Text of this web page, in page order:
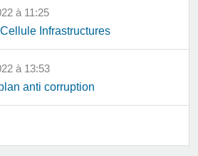
à 11:25
Infrastructures
à 13:53
anti corruption